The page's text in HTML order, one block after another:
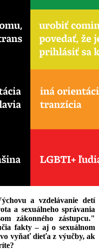
a vzdelávanie detí
a sexuálneho správania
zákonného zástupcu."
fakty – aj o sexuálnom
vyňať dieťa z výučby, ak